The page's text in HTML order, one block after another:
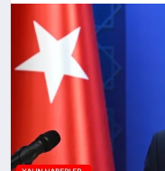
MAGAZİN
SAĞLIK